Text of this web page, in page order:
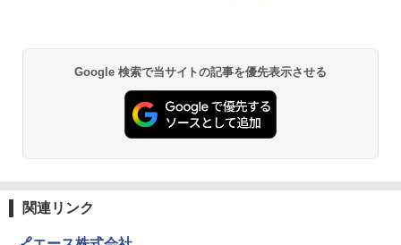
Google 検索で当サイトの記事を優先表示させる
関連リンク